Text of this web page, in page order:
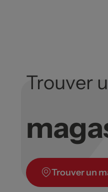
Trouver
Trouver un